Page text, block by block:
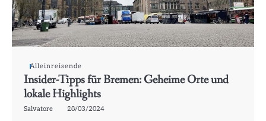
Alleinreisende
Insider-Tipps für Bremen: Geheime Orte und
lokale Highlights
Salvatore 20/03/2024